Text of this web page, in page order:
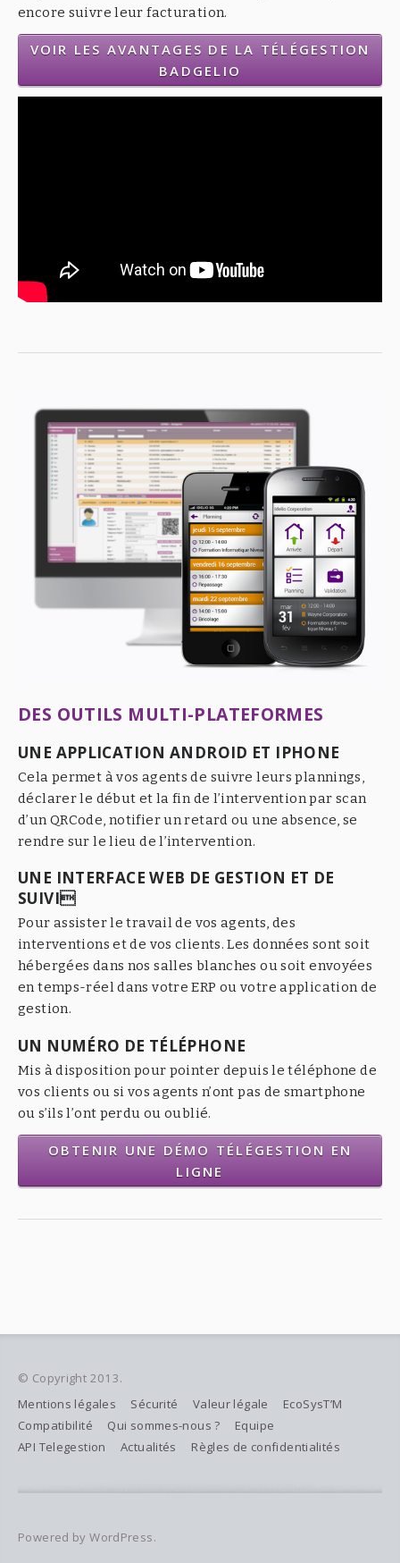
encore suivre leur facturation.
VOIR LES AVANTAGES DE LA TÉLÉGESTION
BADGELIO
DES OUTILS MULTI-PLATEFORMES
UNE APPLICATION ANDROID ET IPHONE
Cela permet à vos agents de suivre leurs plannings,
déclarer le début et la fin de l’intervention par scan
d’un QRCode, notifier un retard ou une absence, se
rendre sur le lieu de l’intervention.
UNE INTERFACE WEB DE GESTION ET DE
SUIVI
Pour assister le travail de vos agents, des
interventions et de vos clients. Les données sont soit
hébergées dans nos salles blanches ou soit envoyées
en temps-réel dans votre ERP ou votre application de
gestion.
UN NUMÉRO DE TÉLÉPHONE
Mis à disposition pour pointer depuis le téléphone de
vos clients ou si vos agents n’ont pas de smartphone
ou s’ils l’ont perdu ou oublié.
OBTENIR UNE DÉMO TÉLÉGESTION EN
LIGNE
© Copyright 2013.
Mentions légales
Sécurité Valeur légale
EcoSysT’M
Compatibilité
Qui sommes-nous ?
Equipe
API Telegestion
Actualités Règles de confidentialités
Powered by WordPress.